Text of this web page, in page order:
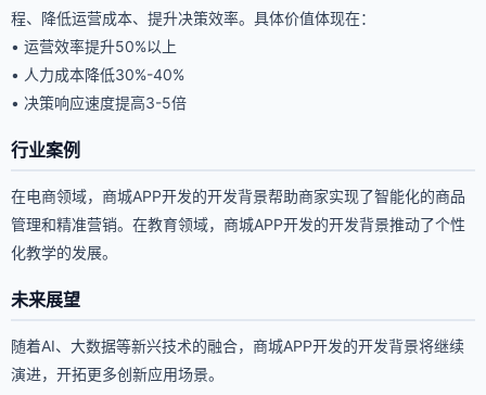
程、降低运营成本、提升决策效率。具体价值体现在：
• 运营效率提升50%以上
• 人力成本降低30%-40%
• 决策响应速度提高3-5倍
行业案例
在电商领域，商城APP开发的开发背景帮助商家实现了智能化的商品
管理和精准营销。在教育领域，商城APP开发的开发背景推动了个性
化教学的发展。
未来展望
随着AI、大数据等新兴技术的融合，商城APP开发的开发背景将继续
演进，开拓更多创新应用场景。